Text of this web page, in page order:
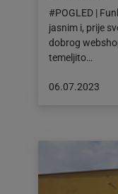
#POGLED |
jasnim i, prije
dobrog
temeljito…
Objava
06.07.2023